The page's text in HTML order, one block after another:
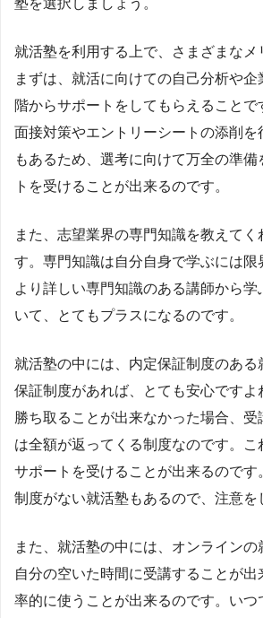
就活塾を利用する上で、さまざまなメ
まずは、就活に向けての自己分析や
階からサポートをしてもらえること
面接対策やエントリーシートの添削を
もあるため、選考に向けて万全の準
トを受けることが出来るのです。
また、志望業界の専門知識を教えてく
す。専門知識は自分自身で学ぶには限
より詳しい専門知識のある講師から
いて、とてもプラスになるのです。
就活塾の中には、内定保証制度のある
保証制度があれば、とても安心ですよ
勝ち取ることが出来なかった場合、受
は全額が返ってくる制度なのです。こ
サポートを受けることが出来るのです
制度がない就活塾もあるので、注意を
また、就活塾の中には、オンラインの
自分の空いた時間に受講することが
率的に使うことが出来るのです。いつ